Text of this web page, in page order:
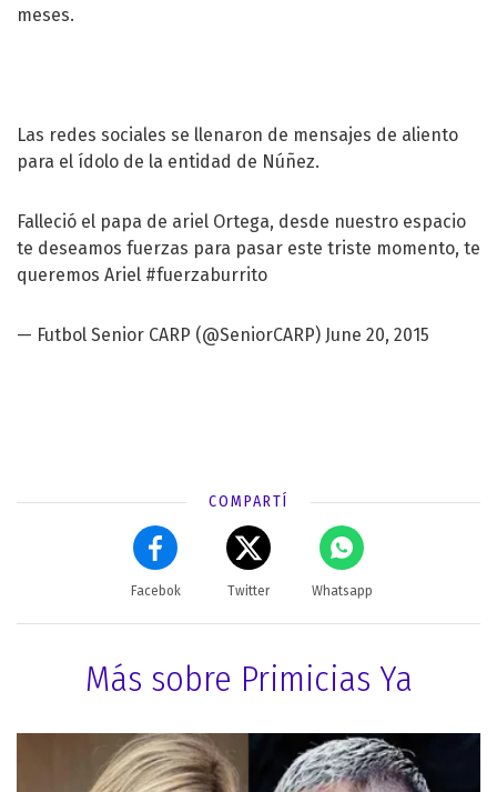
meses.
Las redes sociales se llenaron de mensajes de aliento
para el ídolo de la entidad de Núñez.
Falleció el papa de ariel Ortega, desde nuestro espacio
te deseamos fuerzas para pasar este triste momento, te
queremos Ariel #fuerzaburrito
— Futbol Senior CARP (@SeniorCARP) June 20, 2015
COMPARTÍ
Facebok Twitter Whatsapp
Más sobre Primicias Ya